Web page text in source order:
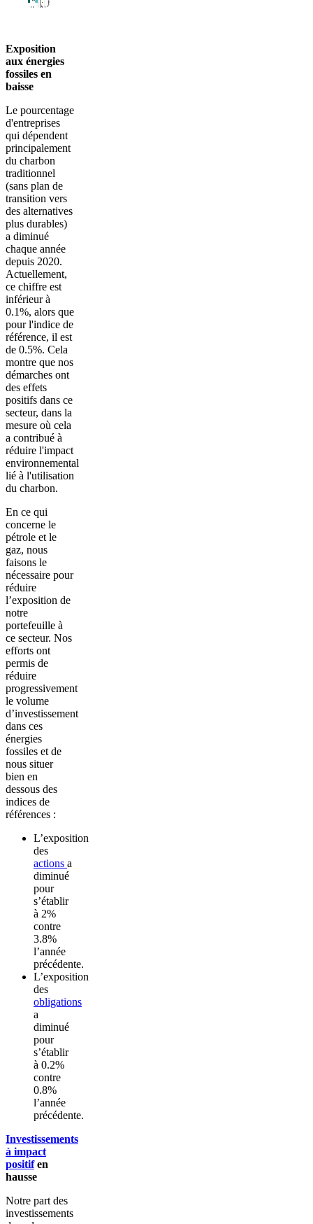
Exposition
aux énergies
fossiles en
baisse
Le pourcentage
d'entreprises
qui dépendent
principalement
du charbon
traditionnel
(sans plan de
transition vers
des alternatives
plus durables)
a diminué
chaque année
depuis 2020.
Actuellement,
ce chiffre est
inférieur à
0.1%, alors que
pour l'indice de
référence, il est
de 0.5%. Cela
montre que nos
démarches ont
des effets
positifs dans ce
secteur, dans la
mesure où cela
a contribué à
réduire l'impact
environnemental
lié à l'utilisation
du charbon.
En ce qui
concerne le
pétrole et le
gaz, nous
faisons le
nécessaire pour
réduire
l’exposition de
notre
portefeuille à
ce secteur. Nos
efforts ont
permis de
réduire
progressivement
le volume
d’investissement
dans ces
énergies
fossiles et de
nous situer
bien en
dessous des
indices de
références :
L’exposition
des
actions a
diminué
pour
s’établir
à 2%
contre
3.8%
l’année
précédente.
L’exposition
des
obligations
a
diminué
pour
s’établir
à 0.2%
contre
0.8%
l’année
précédente.
Investissements
à impact
positifen
hausse
Notre part des
investissements